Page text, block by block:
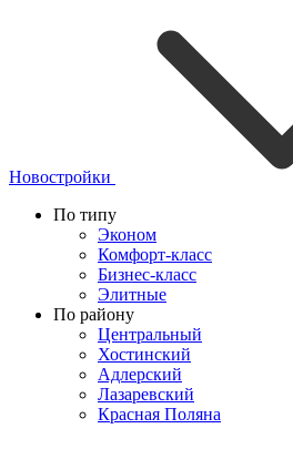
Новостройки
По типу
Эконом
Комфорт-класс
Бизнес-класс
Элитные
По району
Центральный
Хостинский
Адлерский
Лазаревский
Красная Поляна